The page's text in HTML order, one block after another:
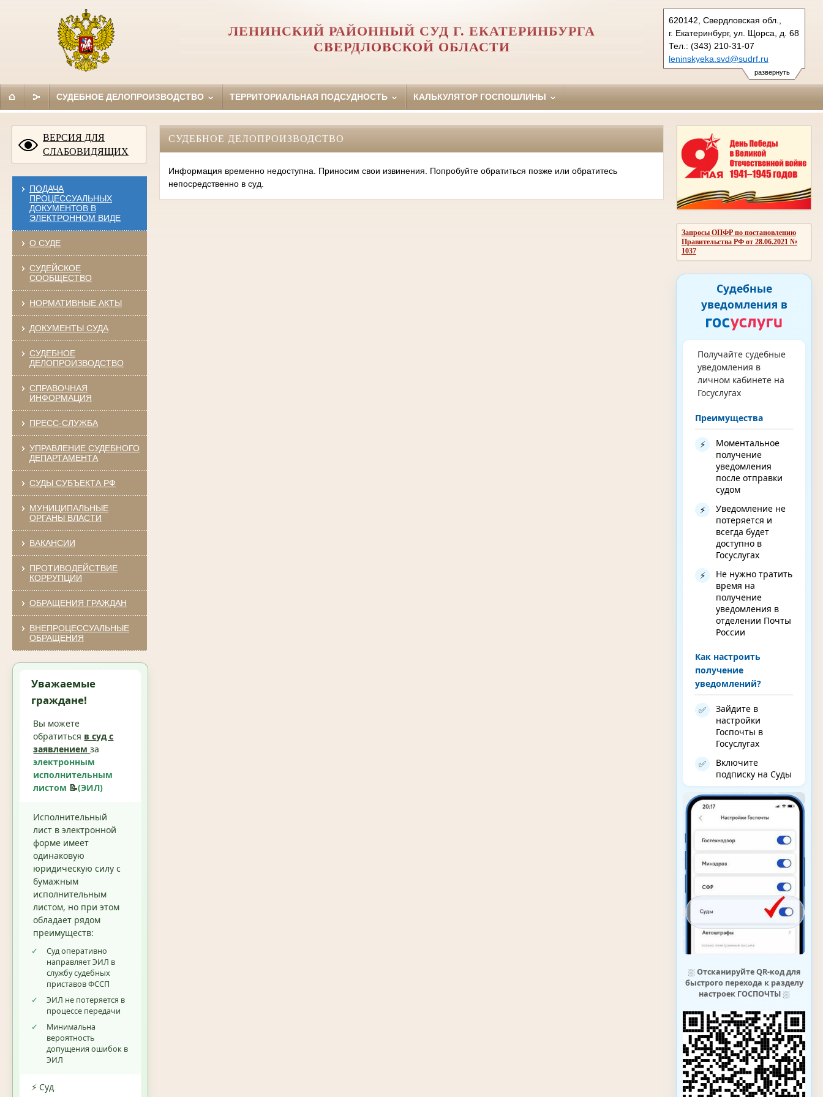
развернуть
620142, Свердловская обл.,
г. Екатеринбург, ул. Щорса, д. 68
Тел.: (343) 210-31-07
leninskyeka.svd@sudrf.ru
ЛЕНИНСКИЙ РАЙОННЫЙ СУД Г. ЕКАТЕРИНБУРГА
СВЕРДЛОВСКОЙ ОБЛАСТИ
СУДЕБНОЕ ДЕЛОПРОИЗВОДСТВО ТЕРРИТОРИАЛЬНАЯ ПОДСУДНОСТЬ КАЛЬКУЛЯТОР ГОСПОШЛИНЫ
ВЕРСИЯ ДЛЯ
СЛАБОВИДЯЩИХ
ПОДАЧА
ПРОЦЕССУАЛЬНЫХ
ДОКУМЕНТОВ В
ЭЛЕКТРОННОМ ВИДЕ
О СУДЕ
СУДЕЙСКОЕ
СООБЩЕСТВО
НОРМАТИВНЫЕ АКТЫ
ДОКУМЕНТЫ СУДА
СУДЕБНОЕ
ДЕЛОПРОИЗВОДСТВО
СПРАВОЧНАЯ
ИНФОРМАЦИЯ
ПРЕСС-СЛУЖБА
УПРАВЛЕНИЕ СУДЕБНОГО
ДЕПАРТАМЕНТА
СУДЫ СУБЪЕКТА РФ
МУНИЦИПАЛЬНЫЕ
ОРГАНЫ ВЛАСТИ
ВАКАНСИИ
ПРОТИВОДЕЙСТВИЕ
КОРРУПЦИИ
ОБРАЩЕНИЯ ГРАЖДАН
ВНЕПРОЦЕССУАЛЬНЫЕ
ОБРАЩЕНИЯ
Уважаемые
граждане!
Вы можете
обратиться в суд с
заявлениемза
электронным
исполнительным
листом 📝(ЭИЛ)
Исполнительный
лист в электронной
форме имеет
одинаковую
юридическую силу с
бумажным
исполнительным
листом, но при этом
обладает рядом
преимуществ:
✓
Суд оперативно
направляет ЭИЛ в
службу судебных
приставов ФССП
✓
ЭИЛ не потеряется в
процессе передачи
✓
Минимальна
вероятность
допущения ошибок в
ЭИЛ
⚡ Суд
Запросы ОПФР по постановлению
Правительства РФ от 28.06.2021 №
1037
Судебные
уведомления в
Получайте судебные
уведомления в
личном кабинете на
Госуслугах
Преимущества
⚡
Моментальное
получение
уведомления
после отправки
судом
⚡
Уведомление не
потеряется и
всегда будет
доступно в
Госуслугах
⚡
Не нужно тратить
время на
получение
уведомления в
отделении Почты
России
Как настроить
получение
уведомлений?
✅
Зайдите в
настройки
Госпочты в
Госуслугах
✅
Включите
подписку на Суды
⛆ Отсканируйте QR-код для
быстрого перехода к разделу
настроек ГОСПОЧТЫ⛆
СУДЕБНОЕ ДЕЛОПРОИЗВОДСТВО
Информация временно недоступна. Приносим свои извинения. Попробуйте обратиться позже или обратитесь
непосредственно в суд.